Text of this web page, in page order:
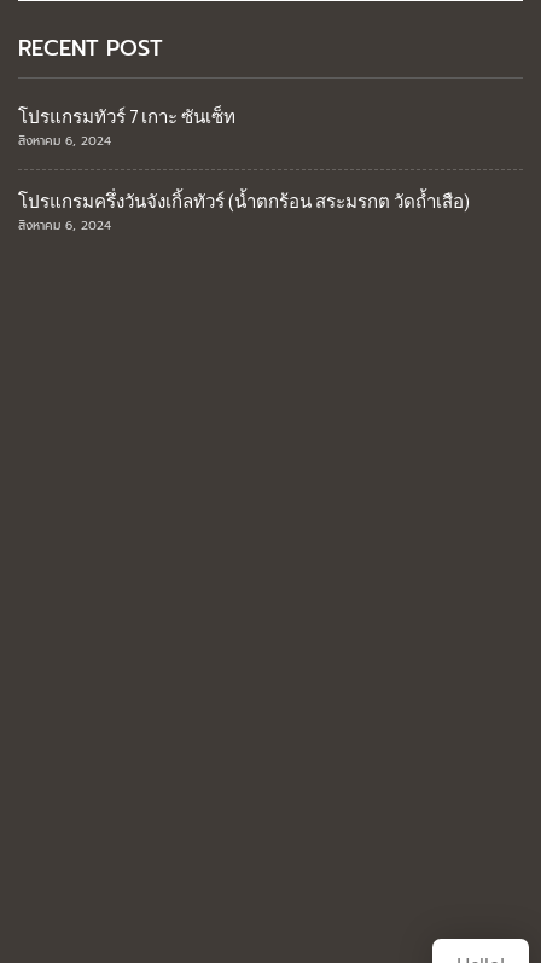
RECENT POST
โปรแกรมทัวร์ 7 เกาะ ซันเซ็ท
สิงหาคม 6, 2024
โปรแกรมครึ่งวันจังเกิ้ลทัวร์ (น้ำตกร้อน สระมรกต วัดถ้ำเสือ)
สิงหาคม 6, 2024